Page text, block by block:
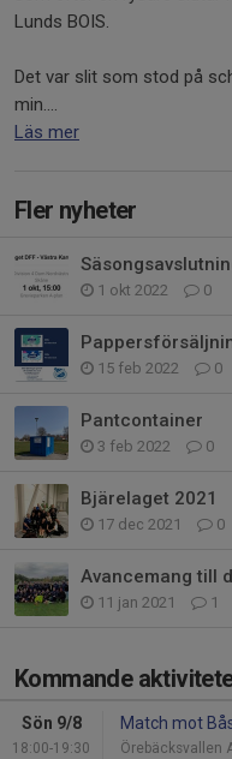
Lunds BOIS.
Det var slit som stod på
min....
Läs mer
Fler nyheter
1 okt 2022 0
15 feb 2022 0
Pantcontainer
3 feb 2022 0
Bjärelaget 2021
17 dec 2021 0
Avancemang till
11 jan 2021 1
Kommande
Sön 9/8
18:00-19:30
Match mot
Örebäcksvallen